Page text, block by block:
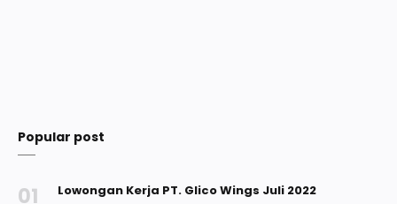
Popular post
Lowongan Kerja PT. Glico Wings Juli 2022